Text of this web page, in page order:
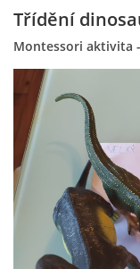
O MĚ
FOTOALBUM
DĚJINY
NOVINKY ZE
ROČNÍ PLÁN -
Třídění
Montessori aktivita